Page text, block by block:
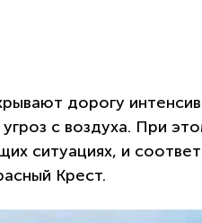
дорогу
с воздуха. При
ситуациях, и
Крест.